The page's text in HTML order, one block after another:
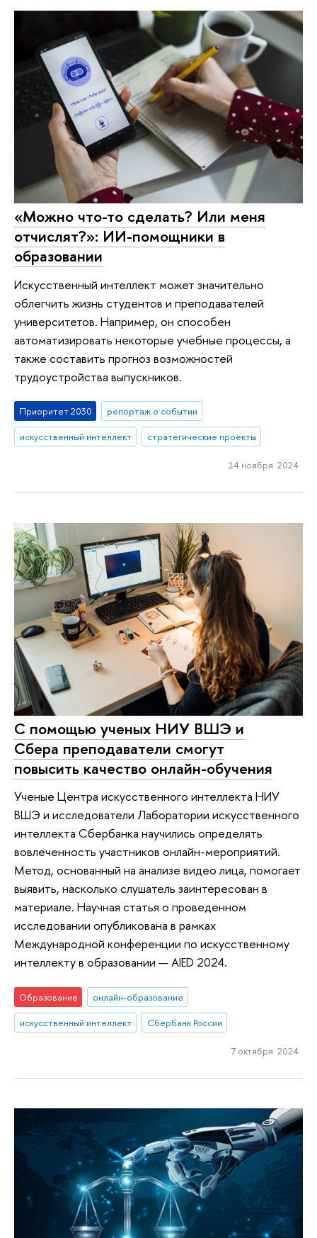
«Можно что-то сделать? Или меня
отчислят?»: ИИ-помощники в
образовании
Искусственный интеллект может значительно
облегчить жизнь студентов и преподавателей
университетов. Например, он способен
автоматизировать некоторые учебные процессы, а
также составить прогноз возможностей
трудоустройства выпускников.
Приоритет 2030
репортаж о событии
искусственный интеллект
стратегические проекты
14 ноября 2024
С помощью ученых НИУ ВШЭ и
Сбера преподаватели смогут
повысить качество онлайн-обучения
Ученые Центра искусственного интеллекта НИУ
ВШЭ и исследователи Лаборатории искусственного
интеллекта Сбербанка научились определять
вовлеченность участников онлайн-мероприятий.
Метод, основанный на анализе видео лица, помогает
выявить, насколько слушатель заинтересован в
материале. Научная статья о проведенном
исследовании опубликована в рамках
Международной конференции по искусственному
интеллекту в образовании — AIED 2024.
Образование
онлайн-образование
искусственный интеллект
Сбербанк России
7 октября 2024